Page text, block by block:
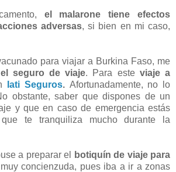
el malarone tiene efectos
adversas, si bien en mi caso,
para viajar a Burkina Faso, me
seguro de viaje. Para este viaje a
Iati Seguros. Afortunadamente, no lo
obstante, saber que dispones de un
y que en caso de emergencia estás
te tranquiliza mucho durante la
a preparar el
botiquín de viaje para
concienzuda, pues iba a ir a zonas